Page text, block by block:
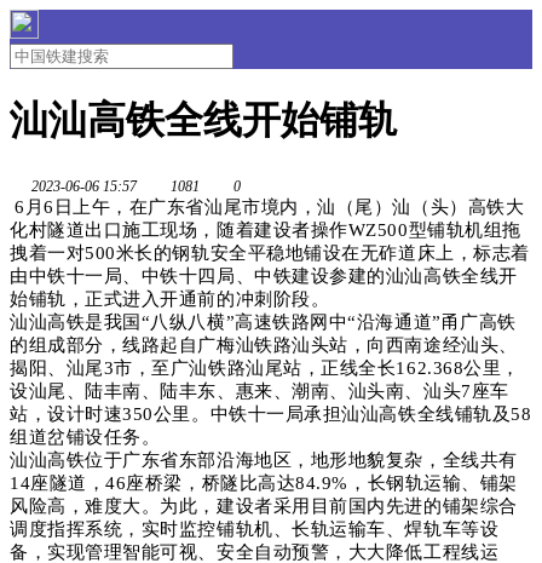
汕汕高铁全线开始铺轨
2023-06-06 15:57 1081 0
6月6日上午，在广东省汕尾市境内，汕（尾）汕（头）高铁大
化村隧道出口施工现场，随着建设者操作WZ500型铺轨机组拖
拽着一对500米长的钢轨安全平稳地铺设在无砟道床上，标志着
由中铁十一局、中铁十四局、中铁建设参建的汕汕高铁全线开
始铺轨，正式进入开通前的冲刺阶段。
汕汕高铁是我国“八纵八横”高速铁路网中“沿海通道”甬广高铁
的组成部分，线路起自广梅汕铁路汕头站，向西南途经汕头、
揭阳、汕尾3市，至广汕铁路汕尾站，正线全长162.368公里，
设汕尾、陆丰南、陆丰东、惠来、潮南、汕头南、汕头7座车
站，设计时速350公里。中铁十一局承担汕汕高铁全线铺轨及58
组道岔铺设任务。
汕汕高铁位于广东省东部沿海地区，地形地貌复杂，全线共有
14座隧道，46座桥梁，桥隧比高达84.9%，长钢轨运输、铺架
风险高，难度大。为此，建设者采用目前国内先进的铺架综合
调度指挥系统，实时监控铺轨机、长轨运输车、焊轨车等设
备，实现管理智能可视、安全自动预警，大大降低工程线运